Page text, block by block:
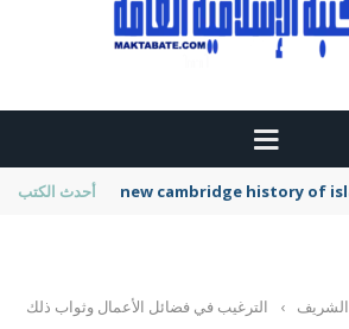
أحدث الكتب new cambridge history of
الشريف › الترغيب في فضائل الأعمال وثواب ذلك